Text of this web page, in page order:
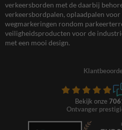
verkeersborden met de daarbij
verkeersbordpalen, oplaadpalen voor
wegmarkeringen rondom
veiligheidsproducten voor de
met een mooi design.
Bekijk onze
Ontvanger